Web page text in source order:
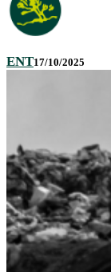
ENT17/10/2025